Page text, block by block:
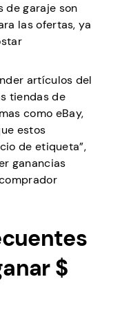
de garaje son
las ofertas, ya
artículos del
tiendas de
como eBay,
estos
de etiqueta”,
ganancias
$